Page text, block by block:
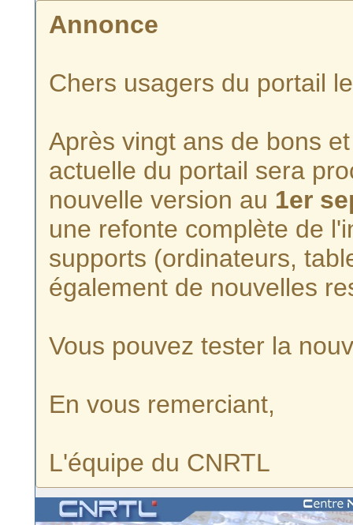
Annonce
Chers usagers du portail
Après vingt ans de bons
actuelle du portail sera
nouvelle version au 1er
une refonte complète de
supports (ordinateurs,
également de nouvelles
Vous pouvez tester la
En vous remerciant,
L'équipe du CNRTL